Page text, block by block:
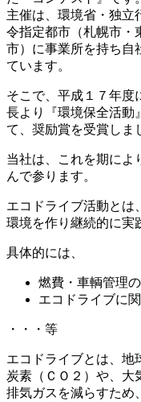
主催は、環境省・独立
令指定都市（札幌市・
市）に事業所を持ち自
ています。
そこで、平成１７年度
長より『環境保全活動
て、奨励賞を受賞しま
当社は、これを期によ
んで参ります。
エコドライブ活動とは
環境を作り継続的に実
具体的には、
燃費・車輌管理
エコドライブに
・・・等
エコドライブとは、地
炭素（ＣＯ２）や、大
排気ガスを減らすため